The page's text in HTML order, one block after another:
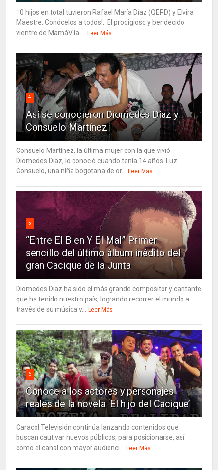
10 hijos en total tuvieron Rafael María Díaz (QEPD) y Elvira
Maestre. Conócelos a todos!. El prodigioso y bendecido
vientre de MamáVila ...
Leer Más
4
Así se conocieron Diomedes Díaz y
Consuelo Martínez
Consuelo Martínez, la última mujer con la que vivió
Diomedes Díaz, lo conoció cuando tenía 14 años. Luz
Consuelo, una niña bogotana de or...
Leer Más
5
“Entre El Bien Y El Mal” Primer
sencillo del último álbum inédito del
gran Cacique de la Junta
Diomedes Diaz ha sido el más grande compositor y cantante
que ha tenido nuestro país, logrando recorrer el mundo a
través de su música v...
Leer Más
6
Conoce a los actores y personajes
reales de la novela ‘El hijo del Cacique’
Caracol Televisión continúa lanzando contenidos que
buscan cautivar nuevos públicos, para posicionarse, así
como el canal con mayor audienci...
Leer Más